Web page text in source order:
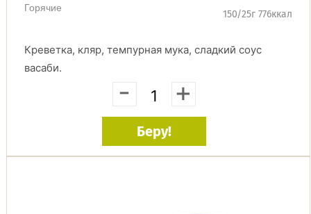
Горячие
150/25г 776ккал
Креветка, кляр, темпурная мука, сладкий соус
васаби.
- +
Беру!